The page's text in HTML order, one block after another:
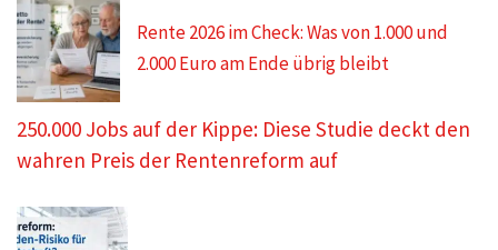
Rente 2026 im Check: Was von 1.000 und
2.000 Euro am Ende übrig bleibt
250.000 Jobs auf der Kippe: Diese Studie deckt den
wahren Preis der Rentenreform auf